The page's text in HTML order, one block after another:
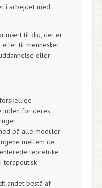
i arbejdet med
til dig, der er
eller til mennesker,
eller
inden for deres
på alle moduler
mellem de
teoretiske
terapeutisk
andet bestå af